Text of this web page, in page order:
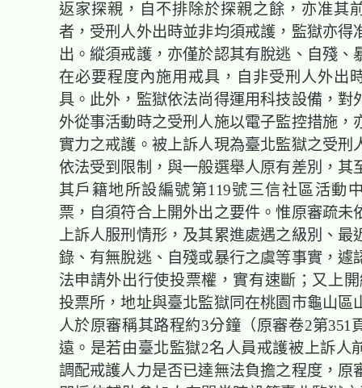
返家探親，自不排除於探親之餘，亦准其
者，受刑人外出時並非均須戒護，監獄亦得
出。縱須戒護，亦僅於認其有脫逃、自殘、
在必要程度內施用戒具，自非受刑人外出
具。此外，監獄依法尚得運用科技設備，對
外從事活動時之受刑人施以電子監控措施，
實力之戒護。被上訴人現為臺北監獄之受刑
依法受到限制，與一般選舉人原有差別，其
其戶籍地所設編號第119號三信社區活動
票，自須符合上開外出之要件。惟原審疏未
上訴人服刑情形，及其累進處遇之級別、最
錄、有無脫逃、自殘或暴行之虞等事實，遽
法申請外出行使投票權，實有速斷；又上
投票所，地址與臺北監獄同在桃園市龜山區
人於原審稱其路程約3分鐘（原審卷2第351
遠 。是若由臺北監獄2名人員戒護被上訴人
調配戒護人力是否已達無法負擔之程度，原